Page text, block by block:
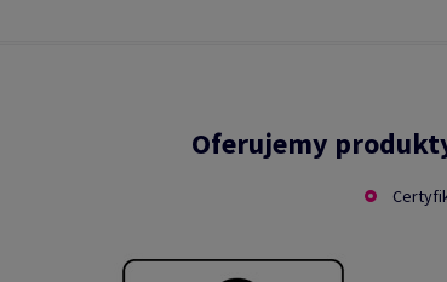
Oferujemy